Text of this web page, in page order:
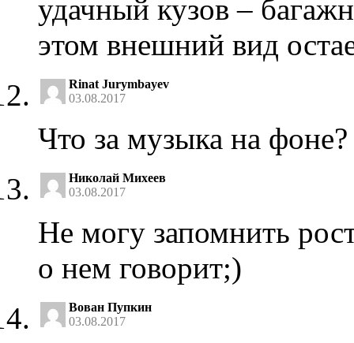
удачный кузов –
этом внешний вид
Rinat Jurymbayev
03.08.2017
Что за музыка на фоне?
Николай Михеев
03.08.2017
Не могу запомнить
о нем говорит;)
Вован Пупкин
03.08.2017